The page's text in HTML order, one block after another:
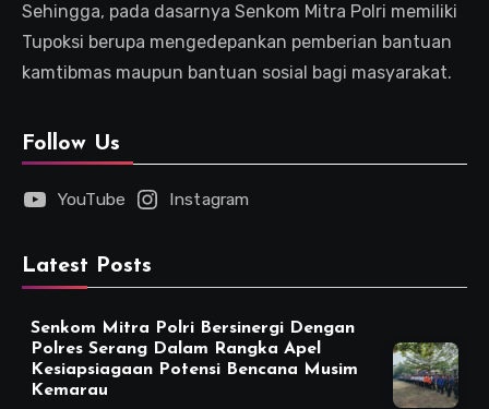
Sehingga, pada dasarnya Senkom Mitra Polri memiliki
Tupoksi berupa mengedepankan pemberian bantuan
kamtibmas maupun bantuan sosial bagi masyarakat.
Follow Us
YouTube Instagram
Latest Posts
Senkom Mitra Polri Bersinergi Dengan
Polres Serang Dalam Rangka Apel
Kesiapsiagaan Potensi Bencana Musim
Kemarau